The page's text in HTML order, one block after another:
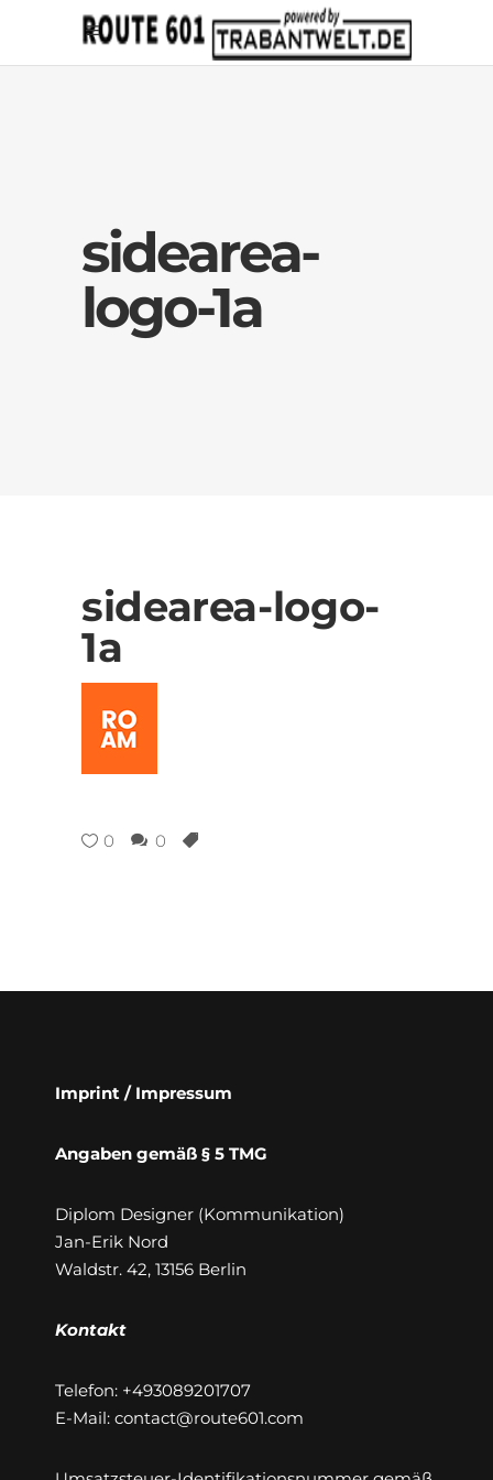
sidearea-
logo-1a
sidearea-logo-
1a
0 0
Imprint / Impressum
Angaben gemäß § 5 TMG
Diplom Designer (Kommunikation)
Jan-Erik Nord
Waldstr. 42, 13156 Berlin
Kontakt
Telefon: +493089201707
E-Mail: contact@route601.com